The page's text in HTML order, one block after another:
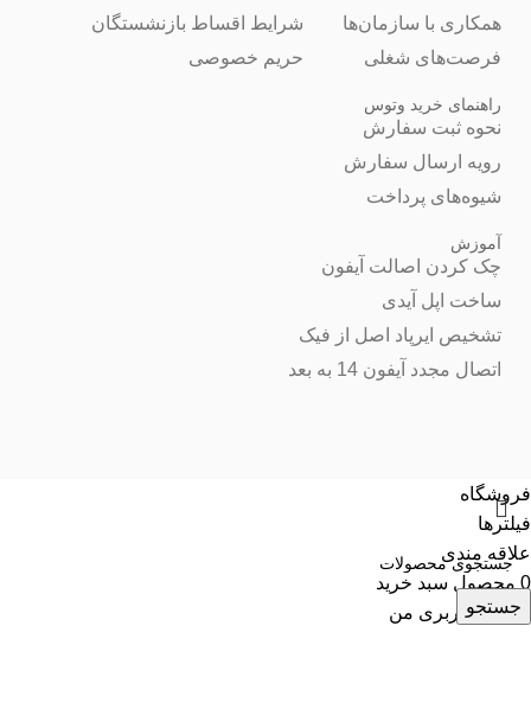
همکاری با سازمان‌ها
فرصت‌های شغلی
شرایط اقساط بازنشستگان
حریم خصوصی
راهنمای خرید وتوس
نحوه ثبت سفارش
رویه ارسال سفارش
شیوه‌های پرداخت
آموزش
چک کردن اصالت آیفون
ساخت اپل آیدی
تشخیص ایرپاد اصل از فیک
اتصال مجدد آیفون 14 به بعد
جستجو
فروشگاه
فیلترها
علاقه مندی
0 محصول سبد خرید
حساب کاربری من